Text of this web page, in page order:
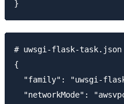
# uwsgi-flask-task.json
{
"family": "uwsgi-
"networkMode":